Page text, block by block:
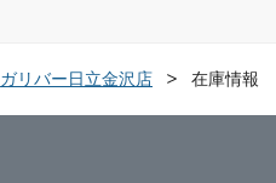
ガリバー日立金沢店 在庫情報